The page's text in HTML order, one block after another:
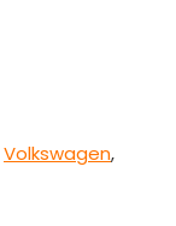
Volkswagen,